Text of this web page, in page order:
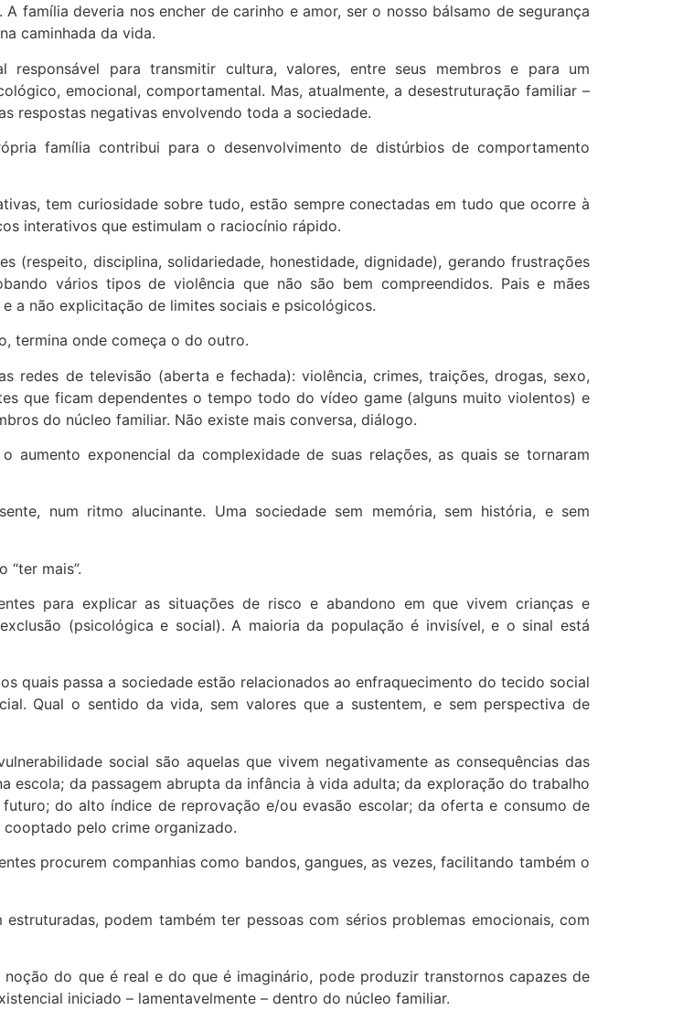
família deveria nos encher de carinho e amor, ser o nosso bálsamo de segurança
caminhada da vida.
para transmitir cultura, valores, entre seus membros e para um
emocional, comportamental. Mas, atualmente, a desestruturação familiar –
respostas negativas envolvendo toda a sociedade.
família contribui para o desenvolvimento de distúrbios de comportamento
tem curiosidade sobre tudo, estão sempre conectadas em tudo que ocorre à
interativos que estimulam o raciocínio rápido.
(respeito, disciplina, solidariedade, honestidade, dignidade), gerando frustrações
vários tipos de violência que não são bem compreendidos. Pais e mães
a não explicitação de limites sociais e psicológicos.
termina onde começa o do outro.
redes de televisão (aberta e fechada): violência, crimes, traições, drogas, sexo,
que ficam dependentes o tempo todo do vídeo game (alguns muito violentos) e
do núcleo familiar. Não existe mais conversa, diálogo.
aumento exponencial da complexidade de suas relações, as quais se tornaram
num ritmo alucinante. Uma sociedade sem memória, sem história, e sem
mais”.
para explicar as situações de risco e abandono em que vivem crianças e
(psicológica e social). A maioria da população é invisível, e o sinal está
quais passa a sociedade estão relacionados ao enfraquecimento do tecido social
Qual o sentido da vida, sem valores que a sustentem, e sem perspectiva de
social são aquelas que vivem negativamente as consequências das
escola; da passagem abrupta da infância à vida adulta; da exploração do trabalho
do alto índice de reprovação e/ou evasão escolar; da oferta e consumo de
pelo crime organizado.
procurem companhias como bandos, gangues, as vezes, facilitando também o
podem também ter pessoas com sérios problemas emocionais, com
do que é real e do que é imaginário, pode produzir transtornos capazes de
iniciado – lamentavelmente – dentro do núcleo familiar.